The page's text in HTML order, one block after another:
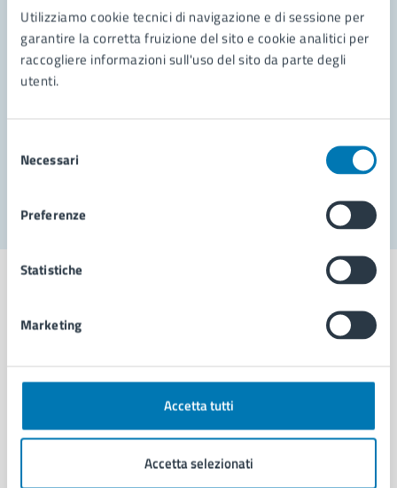
Utilizziamo cookie tecnici di navigazione e di sessione per
garantire la corretta fruizione del sito e cookie analitici per
raccogliere informazioni sull'uso del sito da parte degli
utenti.
delNecessari
Preferenze
Statistiche
Marketing
Accetta tutti
Accetta selezionati
Leggi le domande frequenti
Richiedi assistenza
Aree amministrative